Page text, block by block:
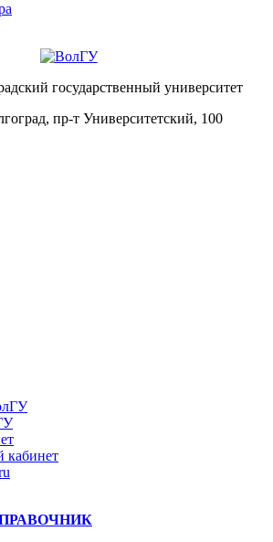
государственный университет
пр-т Университетский, 100